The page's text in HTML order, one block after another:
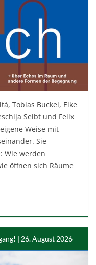
Tobias Buckel, Elke
Seibt und Felix
Weise mit
Sie
Wie werden
öffnen sich Räume
| 26. August 2026